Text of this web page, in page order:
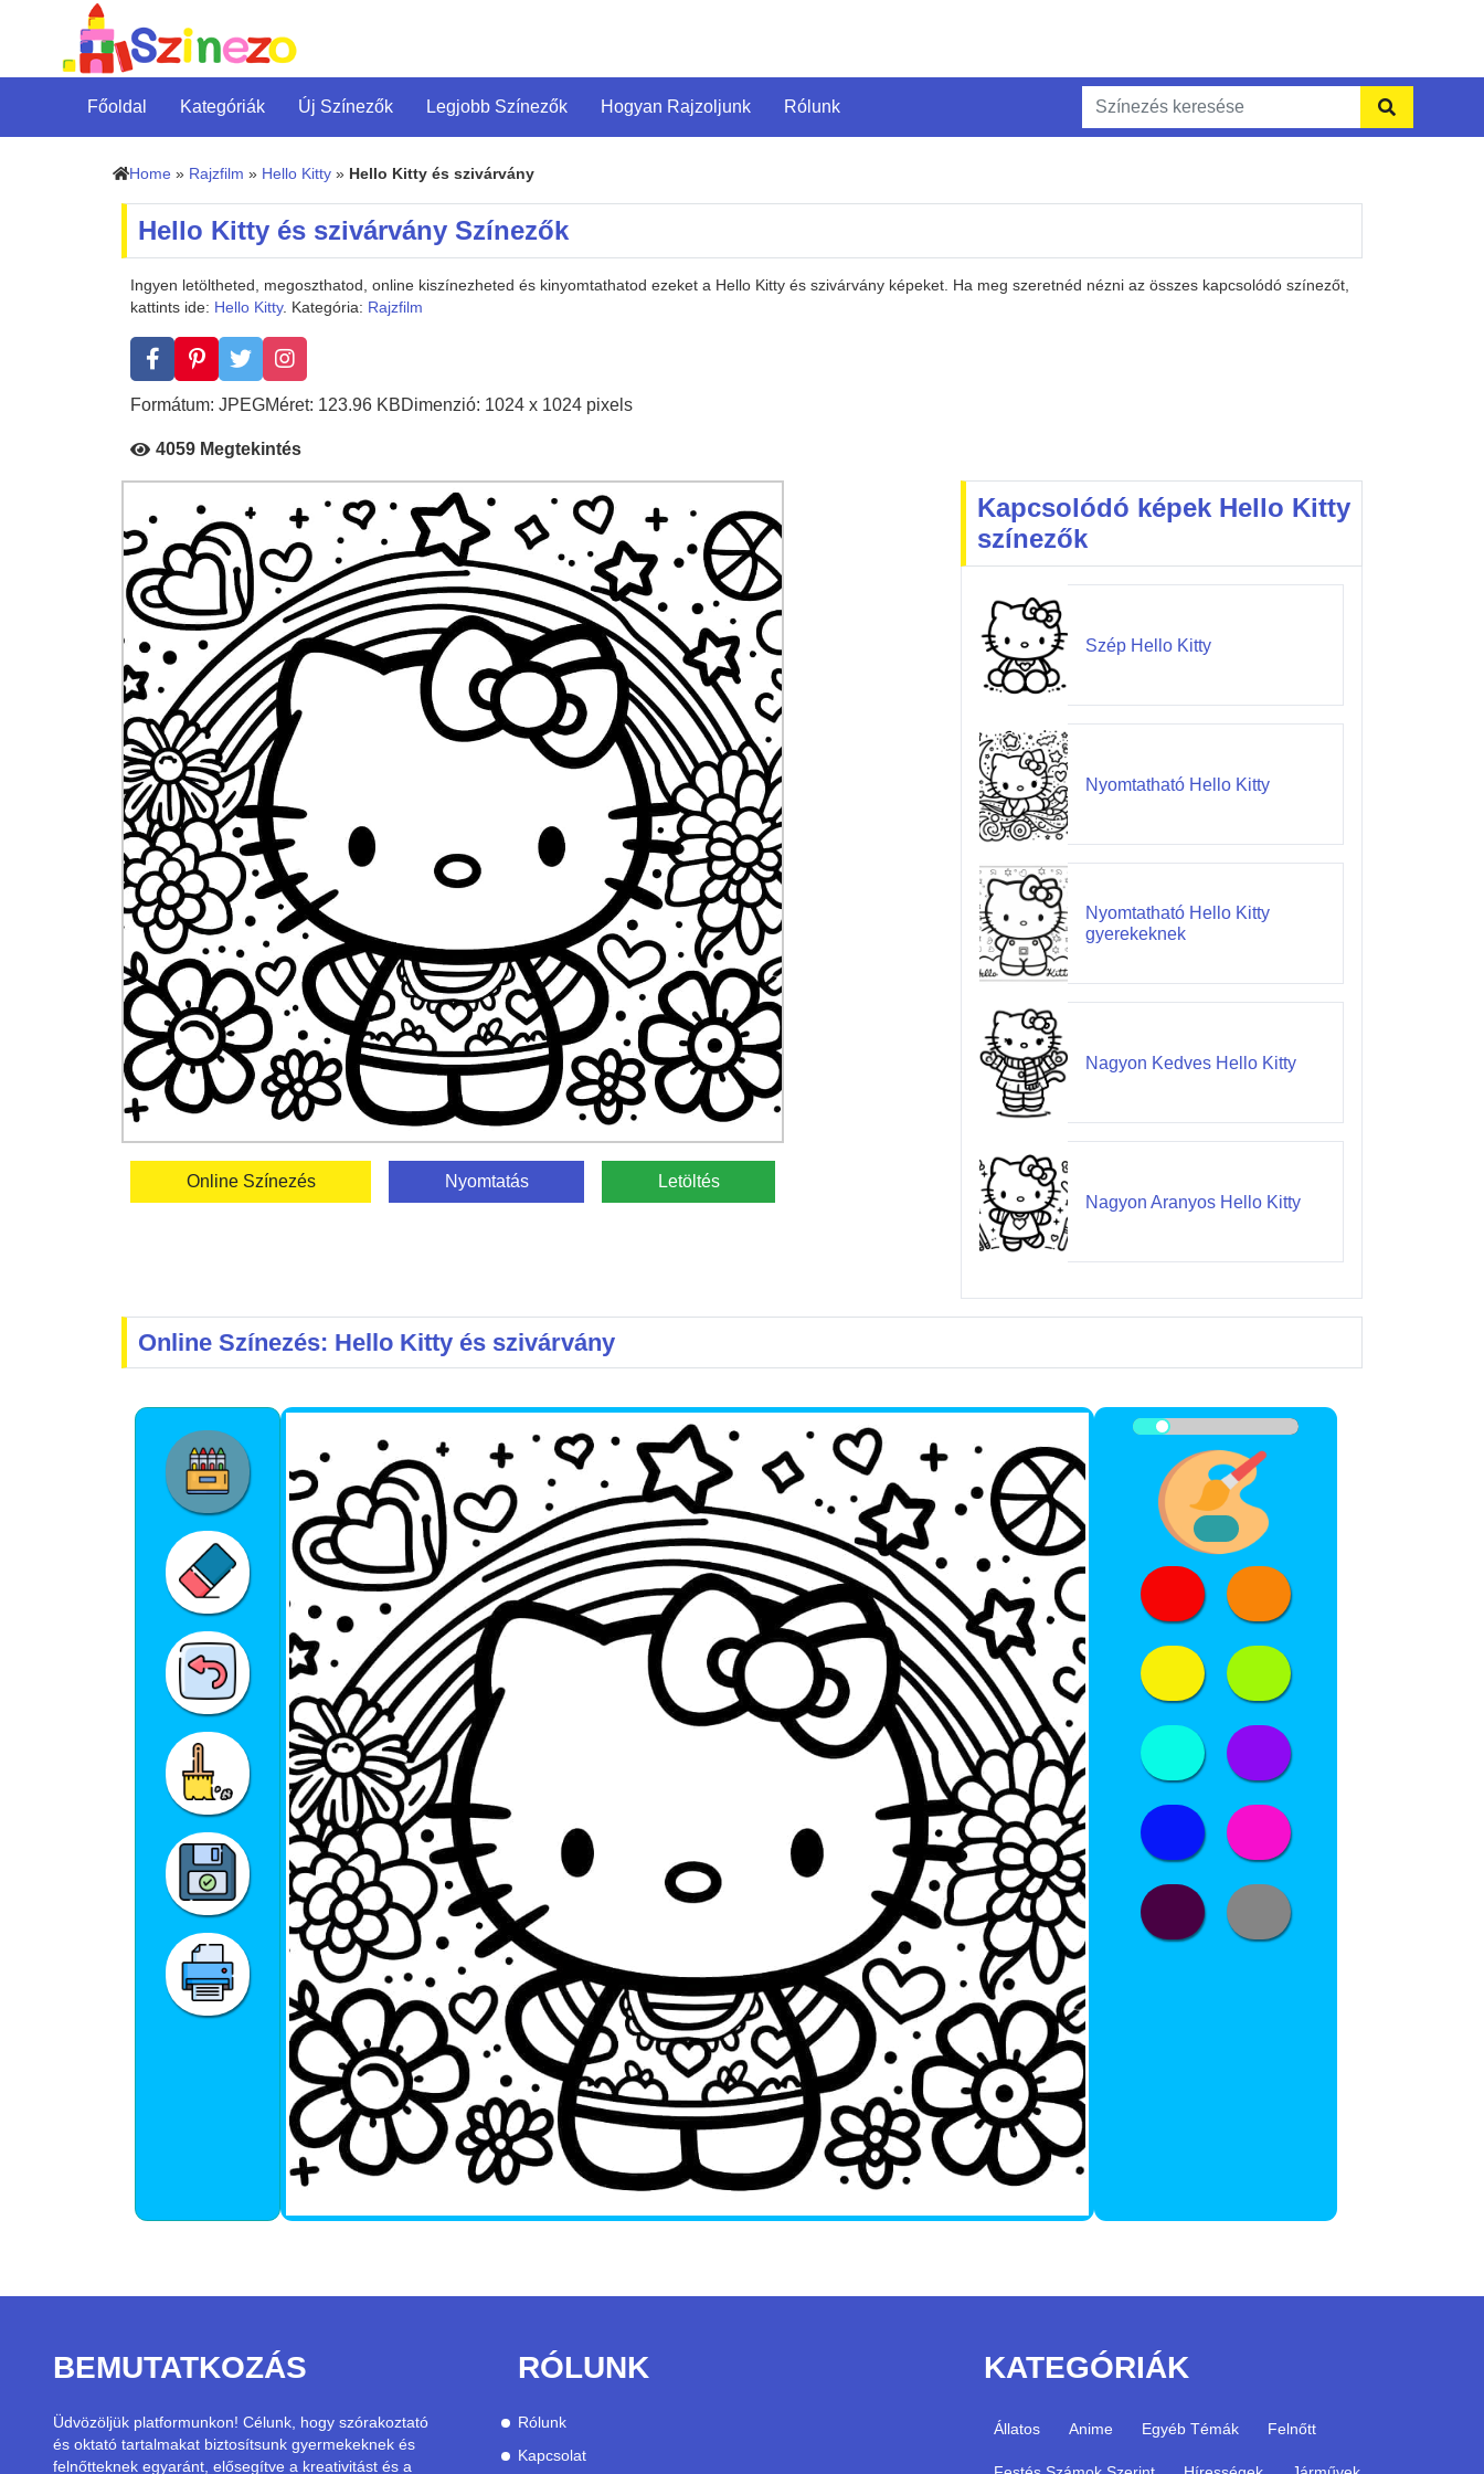
Főoldal Kategóriák Új Színezők Legjobb Színezők Hogyan Rajzoljunk Rólunk
Home » Rajzfilm » Hello Kitty » Hello Kitty és szivárvány
Hello Kitty és szivárvány Színezők
Ingyen letöltheted, megoszthatod, online kiszínezheted és kinyomtathatod ezeket a Hello Kitty és szivárvány képeket. Ha meg szeretnéd nézni az összes kapcsolódó színezőt,
kattints ide: Hello Kitty. Kategória: Rajzfilm
Formátum: JPEGMéret: 123.96 KBDimenzió: 1024 x 1024 pixels
4059 Megtekintés
Online Színezés Nyomtatás Letöltés
Kapcsolódó képek Hello Kitty
színezők
Szép Hello Kitty
Nyomtatható Hello Kitty
Nyomtatható Hello Kitty
gyerekeknek
Nagyon Kedves Hello Kitty
Nagyon Aranyos Hello Kitty
Online Színezés: Hello Kitty és szivárvány
BEMUTATKOZÁS
Üdvözöljük platformunkon! Célunk, hogy szórakoztató
és oktató tartalmakat biztosítsunk gyermekeknek és
felnőtteknek egyaránt, elősegítve a kreativitást és a
RÓLUNK
Rólunk
Kapcsolat
KATEGÓRIÁK
Állatos Anime Egyéb Témák Felnőtt